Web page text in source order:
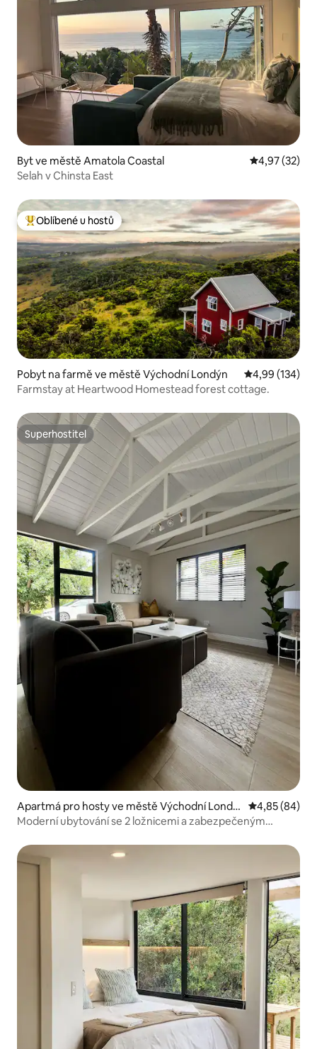
Byt ve městě Amatola Coastal Průměrné
4,97 (32)
Selah v Chinsta East
Nejlepší v kategorii Oblíbené u hostů
Oblíbené u hostů
Pobyt na farmě ve městě Východní Londýn Průměrné
4,99 (134)
Farmstay at Heartwood Homestead forest cottage.
Superhostitel
Superhostitel
Apartmá pro hosty ve městě Východní Londý
n
Průměrné
4,85 (84)
Moderní ubytování se 2 ložnicemi a zabezpečeným